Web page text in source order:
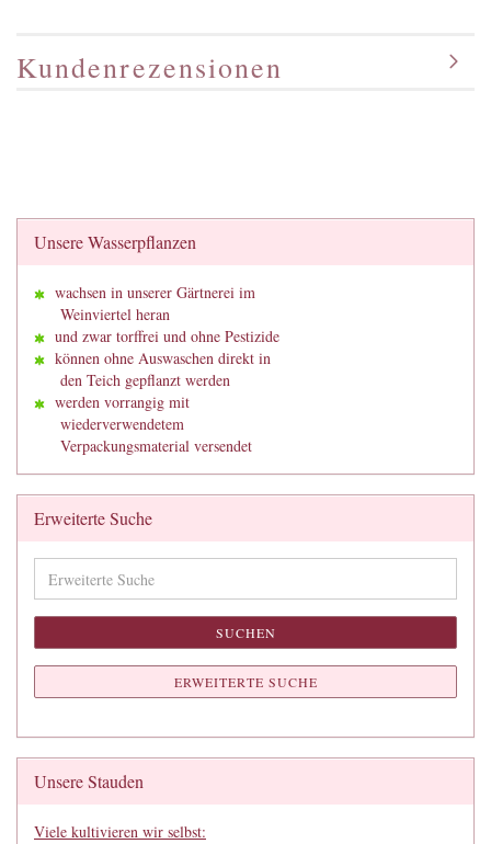
Kundenrezensionen
Unsere Wasserpflanzen
wachsen in unserer Gärtnerei im
Weinviertel heran
und zwar torffrei und ohne Pestizide
können ohne Auswaschen direkt in
den Teich gepflanzt werden
werden vorrangig mit
wiederverwendetem
Verpackungsmaterial versendet
Erweiterte Suche
Suche
SUCHEN
ERWEITERTE SUCHE
Unsere Stauden
Viele kultivieren wir selbst: